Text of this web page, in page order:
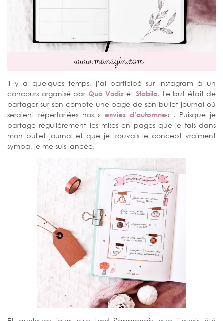
Il y a quelques temps, j’ai participé sur Instagram à un
concours organisé par Quo Vadis et Stabilo. Le but était de
partager sur son compte une page de son bullet journal où
seraient répertoriées nos « envies d’automne« . Puisque je
partage régulièrement les mises en pages que je fais dans
mon bullet journal et que je trouvais le concept vraiment
sympa, je me suis lancée.